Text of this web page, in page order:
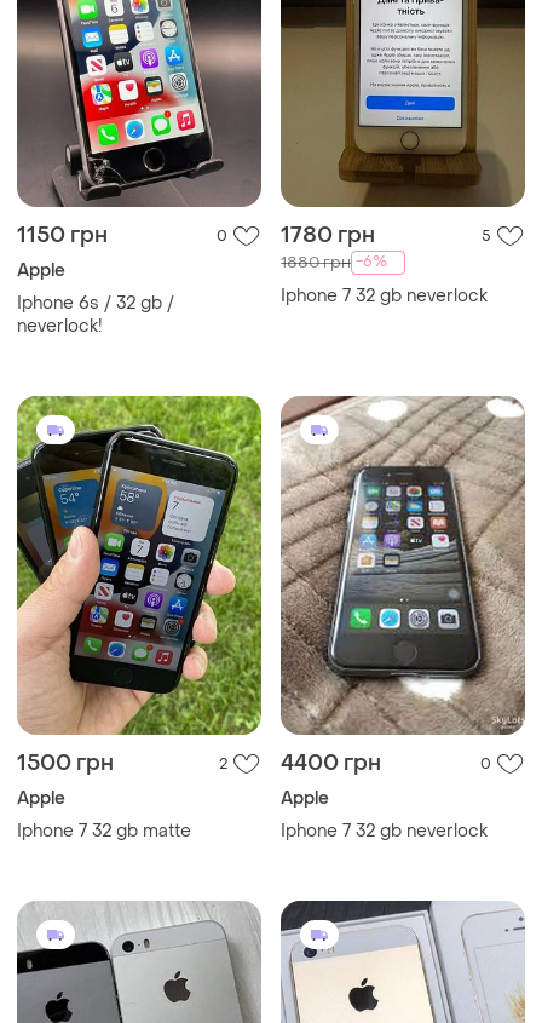
1150 грн 0
Apple
Iphone 6s / 32 gb /
neverlock!
1780 грн 5
1880 грн -6%
Iphone 7 32 gb neverlock
1500 грн 2
Apple
Iphone 7 32 gb matte
4400 грн 0
Apple
Iphone 7 32 gb neverlock